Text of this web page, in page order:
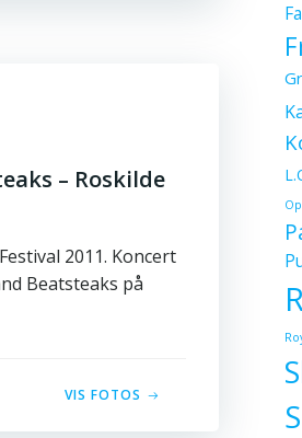
– Roskilde
2011. Koncert
Beatsteaks på
VIS FOTOS